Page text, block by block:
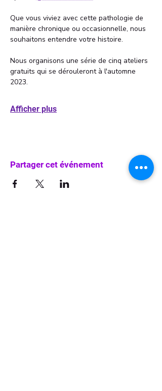
Que vous viviez avec cette pathologie de
manière chronique ou occasionnelle, nous
souhaitons entendre votre histoire.
Nous organisons une série de cinq ateliers
gratuits qui se dérouleront à l'automne
2023.
Afficher plus
Partager cet événement